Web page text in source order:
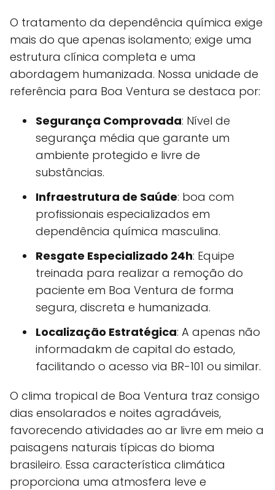
O tratamento da dependência química exige
mais do que apenas isolamento; exige uma
estrutura clínica completa e uma
abordagem humanizada. Nossa unidade de
referência para Boa Ventura se destaca por:
Segurança Comprovada: Nível de
segurança média que garante um
ambiente protegido e livre de
substâncias.
Infraestrutura de Saúde: boa com
profissionais especializados em
dependência química masculina.
Resgate Especializado 24h: Equipe
treinada para realizar a remoção do
paciente em Boa Ventura de forma
segura, discreta e humanizada.
Localização Estratégica: A apenas não
informadakm de capital do estado,
facilitando o acesso via BR-101 ou similar.
O clima tropical de Boa Ventura traz consigo
dias ensolarados e noites agradáveis,
favorecendo atividades ao ar livre em meio a
paisagens naturais típicas do bioma
brasileiro. Essa característica climática
proporciona uma atmosfera leve e